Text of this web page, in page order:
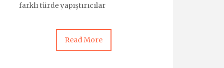
farklı türde yapıştırıcılar
Read More